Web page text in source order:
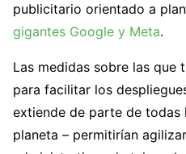
publicitario orientado a
gigantes Google y Meta.
Las medidas sobre las que
para facilitar los
extiende de parte de todas
planeta – permitirían